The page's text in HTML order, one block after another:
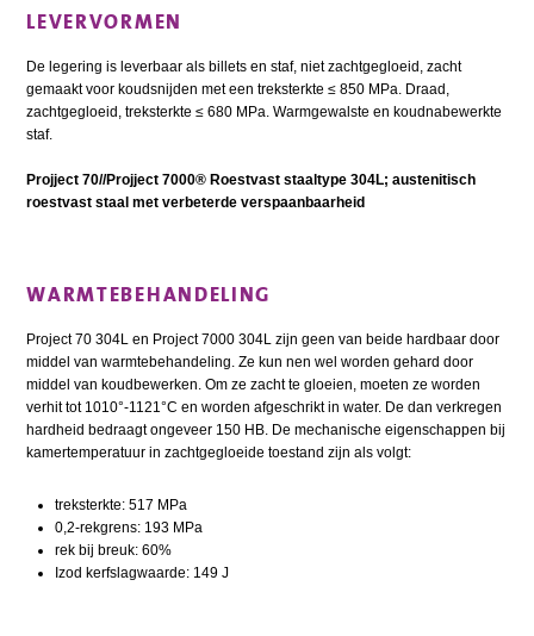
LEVERVORMEN
De legering is leverbaar als billets en staf, niet zachtgegloeid, zacht
gemaakt voor koudsnijden met een treksterkte ≤ 850 MPa. Draad,
zachtgegloeid, treksterkte ≤ 680 MPa. Warmgewalste en koudnabewerkte
staf.
Projject 70//Projject 7000® Roestvast staaltype 304L; austenitisch
roestvast staal met verbeterde verspaanbaarheid
WARMTEBEHANDELING
Project 70 304L en Project 7000 304L zijn geen van beide hardbaar door
middel van warmtebehandeling. Ze kun nen wel worden gehard door
middel van koudbewerken. Om ze zacht te gloeien, moeten ze worden
verhit tot 1010°-1121°C en worden afgeschrikt in water. De dan verkregen
hardheid bedraagt ongeveer 150 HB. De mechanische eigenschappen bij
kamertemperatuur in zachtgegloeide toestand zijn als volgt:
treksterkte: 517 MPa
0,2-rekgrens: 193 MPa
rek bij breuk: 60%
Izod kerfslagwaarde: 149 J